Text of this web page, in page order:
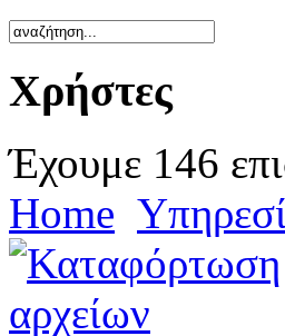
Χρήστες
Έχουμε 146
Home